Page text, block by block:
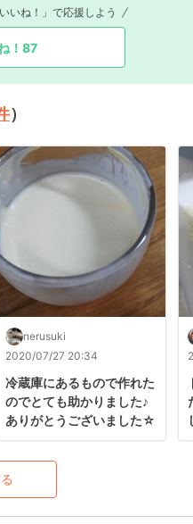
いね！」で応援しよう
！ 87
）
nerusuki
2020/07/27 20:34
冷蔵庫にあるもので作れた
のでとても助かりました♪
ありがとうございました☆